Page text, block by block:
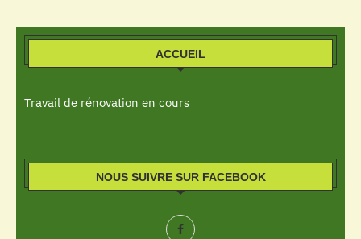
ACCUEIL
Travail de rénovation en cours
NOUS SUIVRE SUR FACEBOOK